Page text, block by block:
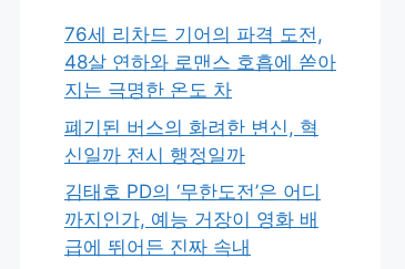
76세 리차드 기어의 파격 도전,
48살 연하와 로맨스 호흡에 쏟아
지는 극명한 온도 차
폐기된 버스의 화려한 변신, 혁
신일까 전시 행정일까
김태호 PD의 ‘무한도전’은 어디
까지인가, 예능 거장이 영화 배
급에 뛰어든 진짜 속내